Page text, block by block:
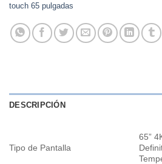
touch 65 pulgadas
DESCRIPCIÓN
Tipo de Pantalla
65”